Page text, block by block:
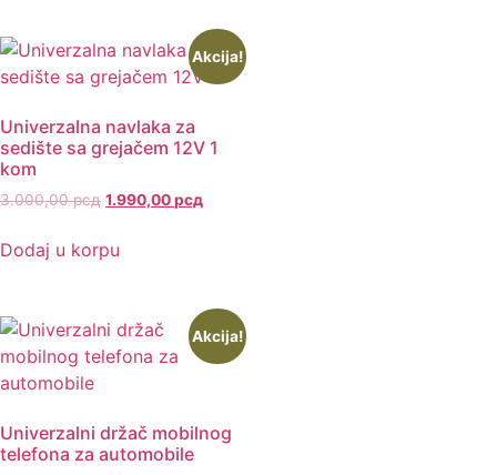
Akcija!
Univerzalna navlaka za
sedište sa grejačem 12V 1
kom
3.000,00рсд 1.990,00рсд
Dodaj u korpu
Akcija!
Univerzalni držač mobilnog
telefona za automobile